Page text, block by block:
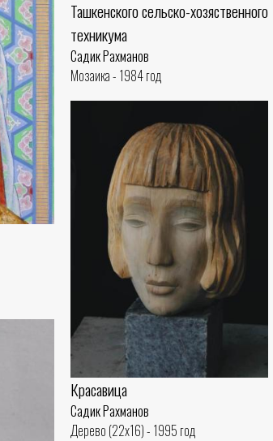
Ташкенского сельско-хозяственного
техникума
Садик Рахманов
Мозаика - 1984 год
Красавица
Садик Рахманов
Дерево (22x16) - 1995 год